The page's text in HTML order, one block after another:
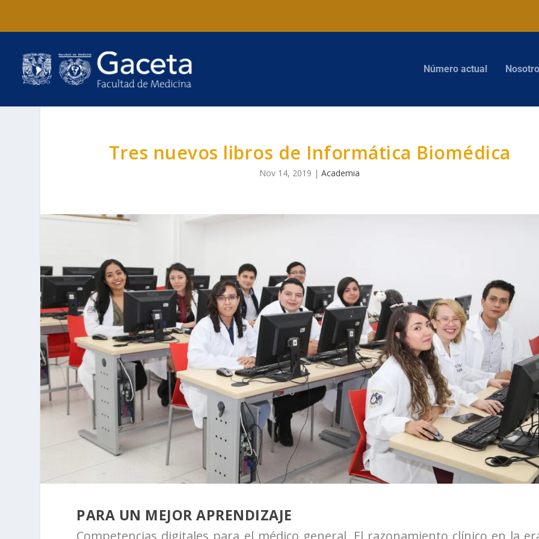
Número actual
Tres nuevos libros de Informática Biomédica
Nov 14, 2019 |Academia
PARA UN MEJOR APRENDIZAJE
Competencias digitales para el médico general, El razonamiento clínico en la